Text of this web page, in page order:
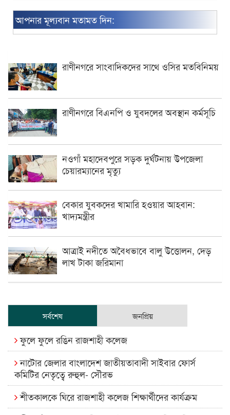
আপনার মূল্যবান মতামত দিন:
রাণীনগরে সাংবাদিকদের সাথে ওসির মতবিনিময়
রাণীনগরে বিএনপি ও যুবদলের অবস্থান কর্মসূচি
নওগাঁ মহাদেবপুরে সড়ক দুর্ঘটনায় উপজেলা
চেয়ারম্যানের মৃত্যু
বেকার যুবকদের খামারি হওয়ার আহবান:
খাদ্যমন্ত্রীর
আত্রাই নদীতে অবৈধভাবে বালু উত্তোলন, দেড়
লাখ টাকা জরিমানা
সর্বশেষ জনপ্রিয়
ফুলে ফুলে রঙিন রাজশাহী কলেজ
নাটোর জেলার বাংলাদেশ জাতীয়তাবাদী সাইবার ফোর্স
কমিটির নেতৃত্বে রুহুল- সৌরভ
শীতকালকে ঘিরে রাজশাহী কলেজ শিক্ষার্থীদের কার্যক্রম